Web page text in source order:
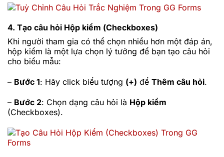
4. Tạo câu hỏi Hộp kiểm (Checkboxes)
Khi người tham gia có thể chọn nhiều hơn một đáp án,
hộp kiểm là một lựa chọn lý tưởng để bạn tạo câu hỏi
cho biểu mẫu:
– Bước 1: Hãy click biểu tượng (+) để Thêm câu hỏi.
– Bước 2: Chọn dạng câu hỏi là Hộp kiểm
(Checkboxes).